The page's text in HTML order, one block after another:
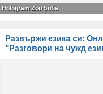
Hologram Zoo Sofia
Развържи езика си:
"Разговори на чужд